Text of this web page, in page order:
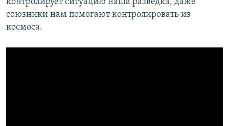
контролирует ситуацию наша разведка, даже
союзники нам помогают контролировать из
космоса.